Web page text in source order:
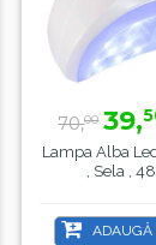
70,00 39,50
Lampa Alba
, Sela , 48
ADAUGĂ